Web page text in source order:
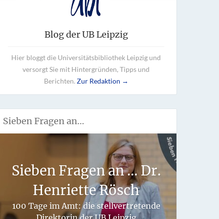
Blog der UB Leipzig
Hier bloggt die Universitätsbibliothek Leipzig und
versorgt Sie mit Hintergründen, Tipps und
Berichten. Zur Redaktion →
Sieben Fragen an…
Sieben Fragen an … Dr.
Henriette Rösch
100 Tage im Amt: die stellvertretende